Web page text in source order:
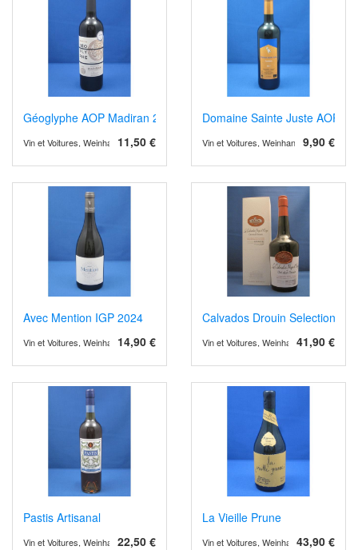
Géoglyphe AOP Madiran 2019
11,50 €
Vin et Voitures, Weinhandel und Weinimport
Domaine Sainte Juste AOP
9,90 €
Vin et Voitures, Weinhandel und
Avec Mention IGP 2024
14,90 €
Vin et Voitures, Weinhandel und Weinimport
Calvados Drouin Selection
41,90 €
Vin et Voitures, Weinhandel und
Pastis Artisanal
22,50 €
Vin et Voitures, Weinhandel und Weinimport
La Vieille Prune
43,90 €
Vin et Voitures, Weinhandel und